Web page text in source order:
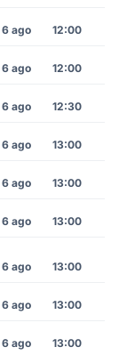
6 ago 12:00
6 ago 12:00
6 ago 12:30
6 ago 13:00
6 ago 13:00
6 ago 13:00
6 ago 13:00
6 ago 13:00
6 ago 13:00